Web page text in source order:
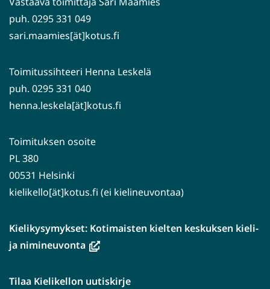
puh. 0295 331 049
sari.maamies[ät]kotus.fi
Toimitussihteeri Henna Leskelä
puh. 0295 331 040
henna.leskela[ät]kotus.fi
Toimituksen osoite
PL 380
00531 Helsinki
kielikello[ät]kotus.fi (ei kielineuvontaa)
Kielikysymykset: Kotimaisten kielten keskuksen kieli-
ja nimineuvonta(avautuu
ikkunaan,
Tilaa Kielikellon uutiskirje